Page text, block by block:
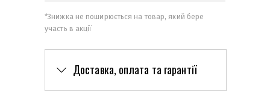
*Знижка не поширюється на товар, який бере
участь в акції
Доставка, оплата та гарантії